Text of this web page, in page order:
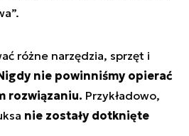
różne narzędzia, sprzęt i
nie powinniśmy opierać
rozwiązaniu. Przykładowo,
nie zostały dotknięte